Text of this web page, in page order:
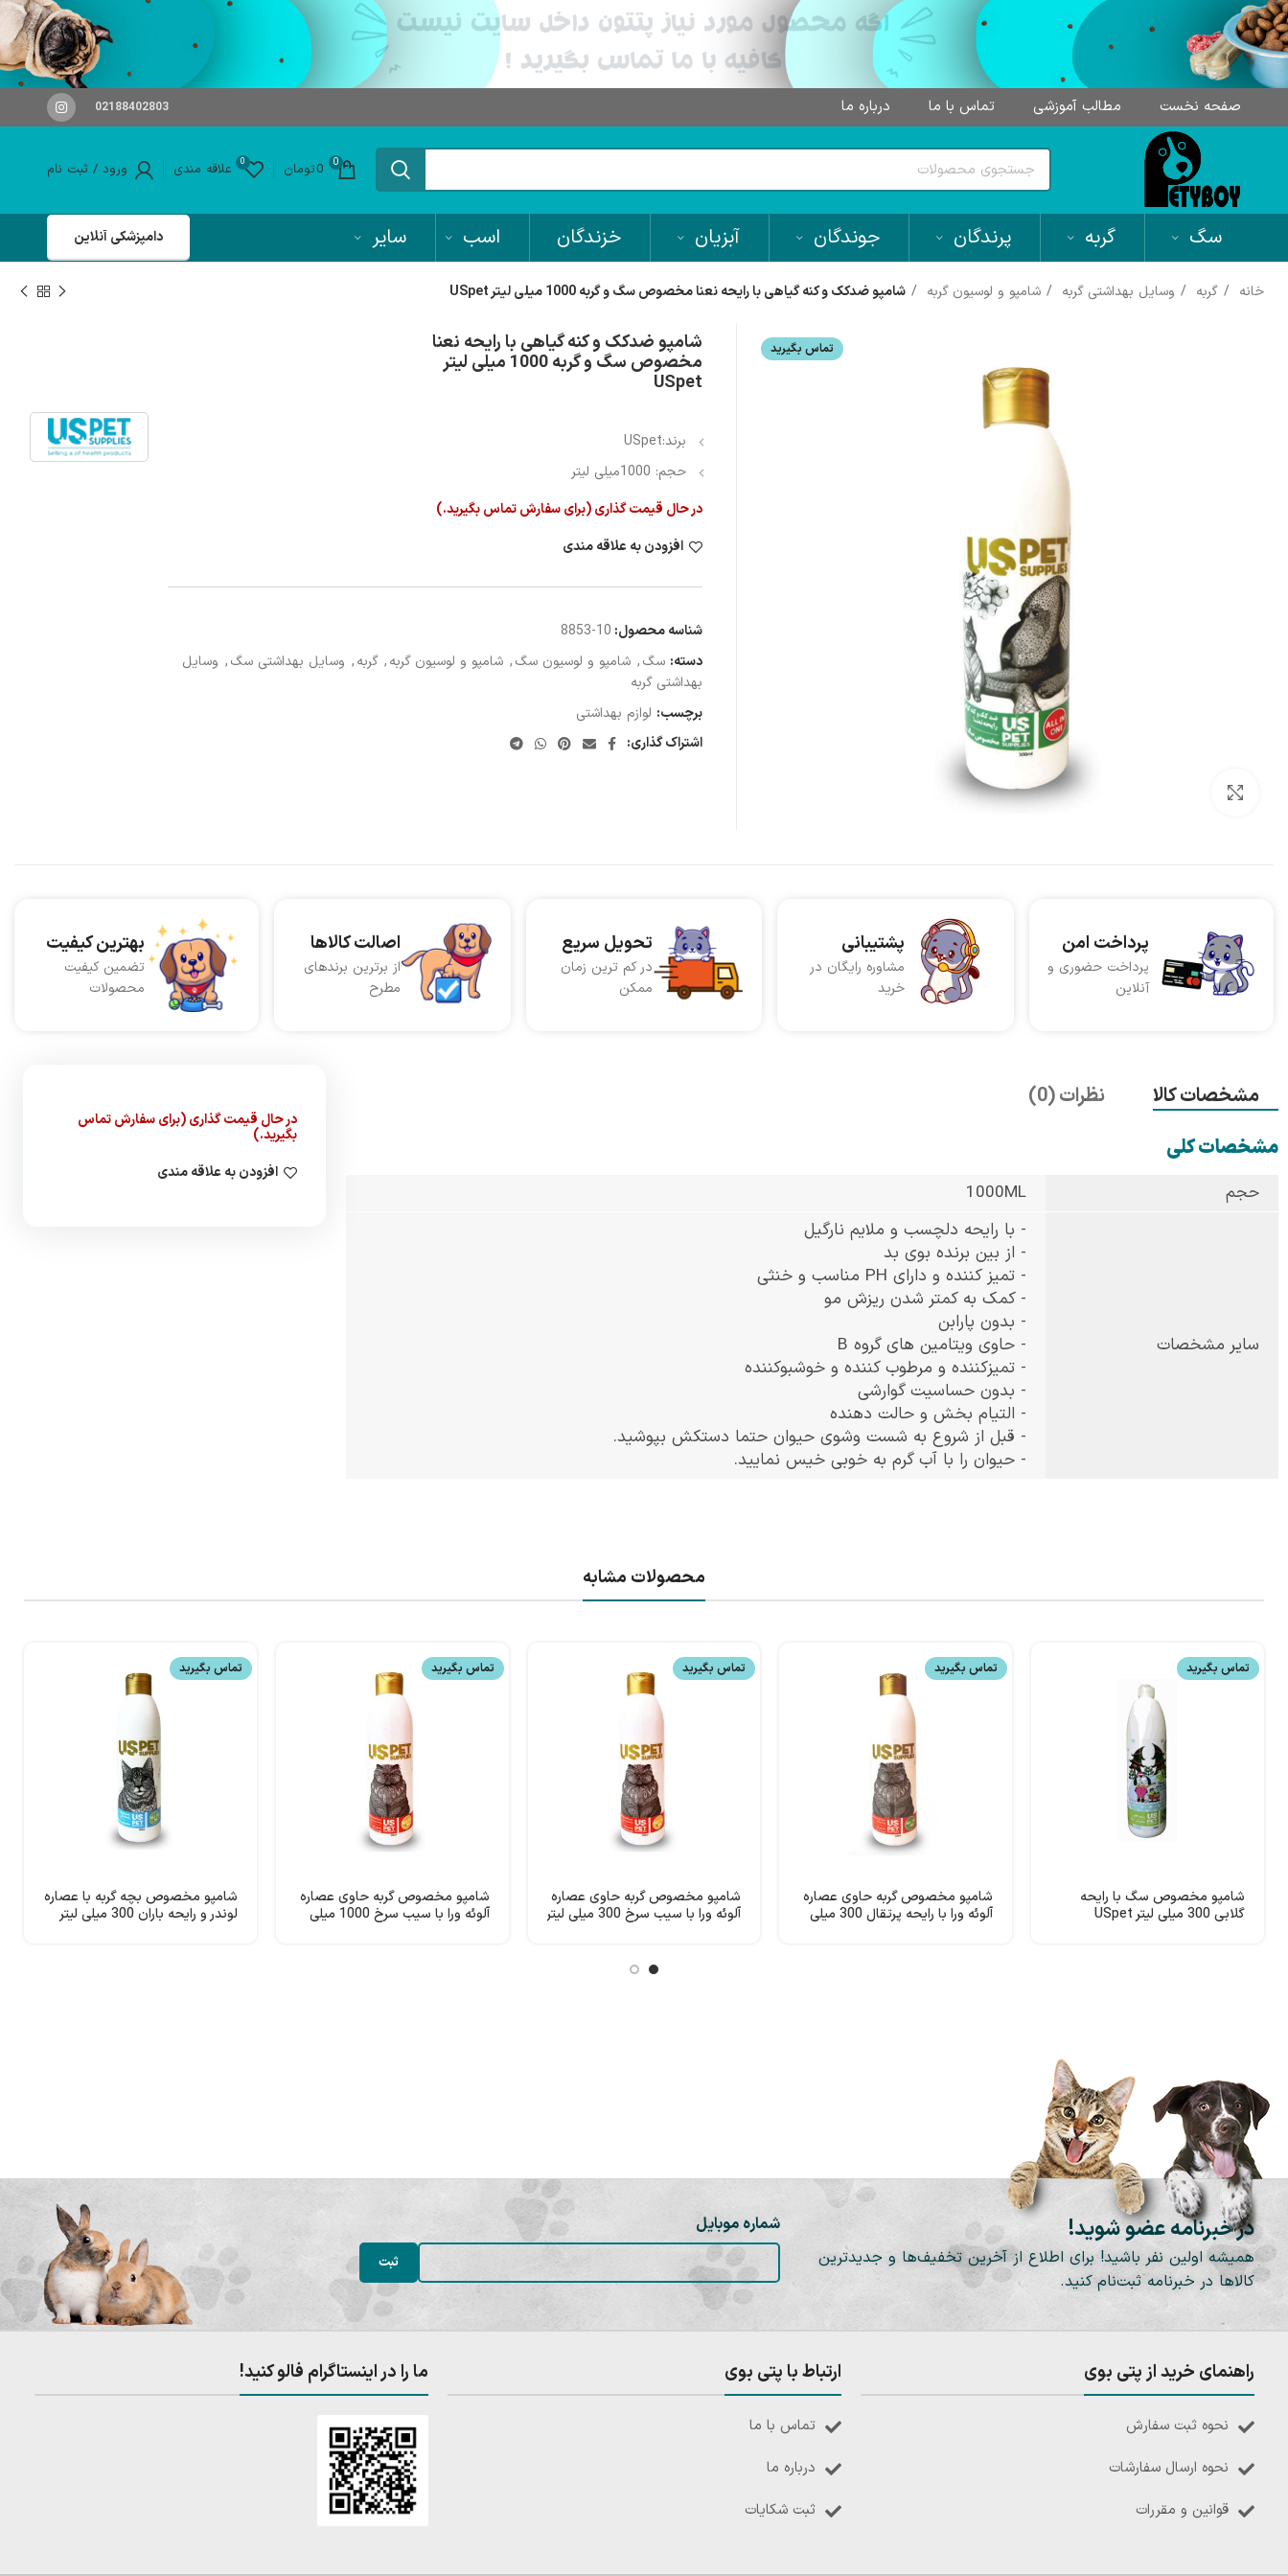
صفحه نخست مطالب آموزشی تماس با ما درباره ما 02188402803
0
0تومان 0 علاقه مندی ورود / ثبت نام
سگ گربه پرندگان جوندگان آبزیان خزندگان اسب سایر دامپزشکی آنلاین
خانه گربه وسایل بهداشتی گربه شامپو و لوسیون گربه شامپو ضدکک و کنه گیاهی با رایحه نعنا مخصوص سگ و گربه 1000 میلی لیتر USpet
تماس بگیرید شامپو ضدکک و کنه گیاهی با رایحه نعنا
مخصوص سگ و گربه 1000 میلی لیتر
USpet
برند:USpet
حجم: 1000میلی لیتر
در حال قیمت گذاری (برای سفارش تماس بگیرید.)
افزودن به علاقه مندی
شناسه محصول: 10-8853
دسته: سگ, شامپو و لوسیون سگ, شامپو و لوسیون گربه, گربه, وسایل بهداشتی سگ, وسایل
بهداشتی گربه
برچسب: لوازم بهداشتی
اشتراک گذاری:
پرداخت امن
پرداخت حضوری و
آنلاین
پشتیبانی
مشاوره رایگان در
خرید
تحویل سریع
در کم ترین زمان
ممکن
اصالت کالاها
از برترین برندهای
مطرح
بهترین کیفیت
تضمین کیفیت
محصولات
مشخصات کالا
نظرات (0)
مشخصات کلی
حجم 1000ML
سایر مشخصات
- با رایحه دلچسب و ملایم نارگیل
- از بين برنده بوی بد
- تمیز کننده و دارای PH مناسب و خنثی
- كمک به كمتر شدن ريزش مو
- بدون پارابن
- حاوی ویتامین های گروه B
- تمیزکننده و مرطوب کننده و خوشبوکننده
- بدون حساسیت گوارشی
- التیام بخش و حالت دهنده
- قبل از شروع به شست وشوی حیوان حتما دستکش بپوشید.
- حیوان را با آب گرم به خوبی خیس نمایید.
در حال قیمت گذاری (برای سفارش تماس
بگیرید.)
افزودن به علاقه مندی
محصولات مشابه
تماس بگیرید
شامپو مخصوص سگ با رایحه
گلابی 300 میلی لیتر USpet
تماس بگیرید
شامپو مخصوص گربه حاوی عصاره
آلوئه ورا با رایحه پرتقال 300 میلی
تماس بگیرید
شامپو مخصوص گربه حاوی عصاره
آلوئه ورا با سیب سرخ 300 میلی لیتر
تماس بگیرید
شامپو مخصوص گربه حاوی عصاره
آلوئه ورا با سیب سرخ 1000 میلی
تماس بگیرید
شامپو مخصوص بچه گربه با عصاره
لوندر و رایحه باران 300 میلی لیتر
در خبرنامه عضو شوید!
همیشه اولین نفر باشید! برای اطلاع از آخرین تخفیف‌ها و جدیدترین
کالاها در خبرنامه ثبت‌نام کنید.
شماره موبایل
راهنمای خرید از پتی بوی
نحوه ثبت سفارش
نحوه ارسال سفارشات
قوانین و مقررات
ارتباط با پتی بوی
تماس با ما
درباره ما
ثبت شکایات
ما را در اینستاگرام فالو کنید!